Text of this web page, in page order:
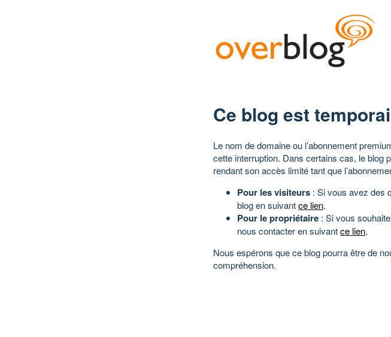
Ce blog est
Le nom de domaine ou l’abonnement
cette interruption. Dans certains cas, le blog
rendant son accès limité tant que
Pour les visiteurs : Si vous avez des
blog en suivantce lien.
Pour le propriétaire : Si vous
nous contacter en suivantce lien.
Nous espérons que ce blog pourra être de
compréhension.